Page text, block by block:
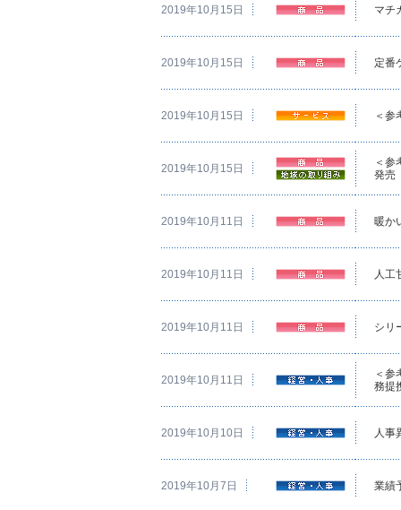
2019年10月15日 マチ
2019年10月15日 定番
2019年10月15日 ＜参
2019年10月15日
＜参
発売
2019年10月11日 暖か
2019年10月11日 人工
2019年10月11日 シリ
2019年10月11日
＜参
務提
2019年10月10日 人事
2019年10月7日 業績